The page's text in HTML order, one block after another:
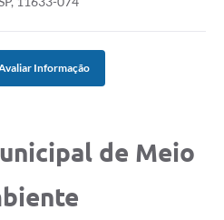
Informação
de Meio